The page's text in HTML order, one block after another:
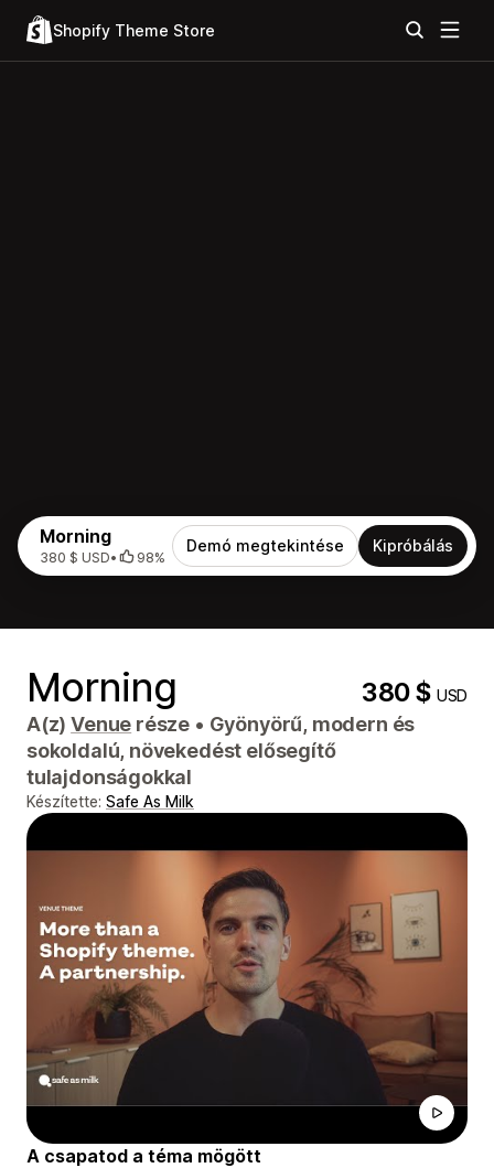
Shopify Theme Store
Morning
380 $ USD• 98%
Demó megtekintése Kipróbálás
Morning 380 $USD
A(z)Venue része • Gyönyörű, modern és
sokoldalú, növekedést elősegítő
tulajdonságokkal
Készítette: Safe As Milk
A csapatod a téma mögött